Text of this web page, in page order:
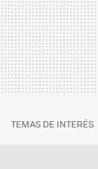
TEMAS DE INTERÉS